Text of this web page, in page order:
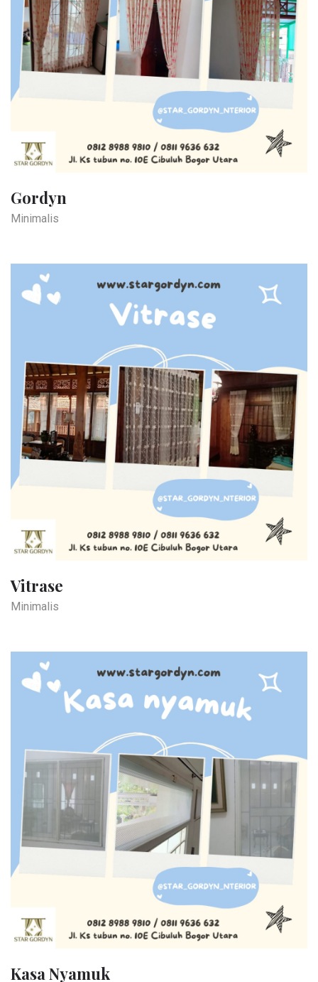
Gordyn
Minimalis
Vitrase
Minimalis
Kasa Nyamuk